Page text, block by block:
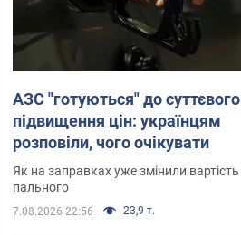
АЗС "готуються" до суттєвого
підвищення цін: українцям
розповіли, чого очікувати
Як на заправках уже змінили вартість
пального
7.08.2026 22:56 23,9 т.